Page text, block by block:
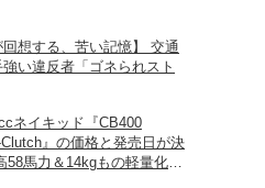
回想する、苦い記憶】 交通
い違反者「ゴネられスト
ネイキッド『CB400
』の価格と発売日が決
馬力＆14kgもの軽量化!?